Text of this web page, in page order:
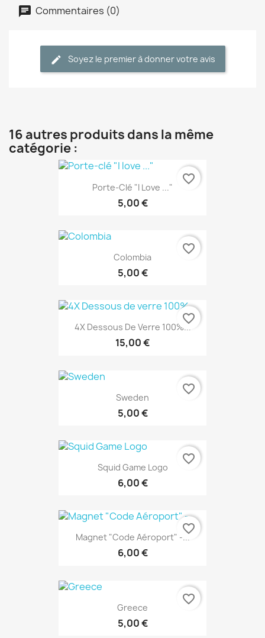
Commentaires (0)
Soyez le premier à donner votre avis
16 autres produits dans la même
catégorie :
Porte-Clé "I Love ..."
5,00 €
favorite_border
Colombia
5,00 €
favorite_border
4X Dessous De Verre 100%...
15,00 €
favorite_border
Sweden
5,00 €
favorite_border
Squid Game Logo
6,00 €
favorite_border
Magnet "Code Aéroport" -...
6,00 €
favorite_border
Greece
5,00 €
favorite_border